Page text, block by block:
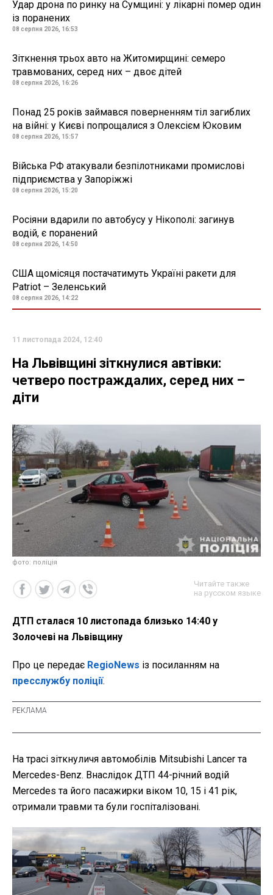
Удар дрона по ринку на Сумщині: у лікарні помер один
із поранених
08 серпня 2026, 16:53
Зіткнення трьох авто на Житомирщині: семеро
травмованих, серед них – двоє дітей
08 серпня 2026, 16:26
Понад 25 років займався поверненням тіл загиблих
на війні: у Києві попрощалися з Олексієм Юковим
08 серпня 2026, 15:57
Війська РФ атакували безпілотниками промислові
підприємства у Запоріжжі
08 серпня 2026, 15:20
Росіяни вдарили по автобусу у Нікополі: загинув
водій, є поранений
08 серпня 2026, 14:50
США щомісяця постачатимуть Україні ракети для
Patriot – Зеленський
08 серпня 2026, 14:22
11 листопада 2024, 12:40
На Львівщині зіткнулися автівки:
четверо постраждалих, серед них –
діти
фото: поліція
Читайте также
на русском языке
ДТП сталася 10 листопада близько 14:40 у
Золочеві на Львівщину
Про це передає RegioNews із посиланням на
пресслужбу поліції.
На трасі зіткнуличя автомобілів Mitsubishi Lancer та
Mercedes-Benz. Внаслідок ДТП 44-річний водій
Mercedes та його пасажирки віком 10, 15 і 41 рік,
отримали травми та були госпіталізовані.